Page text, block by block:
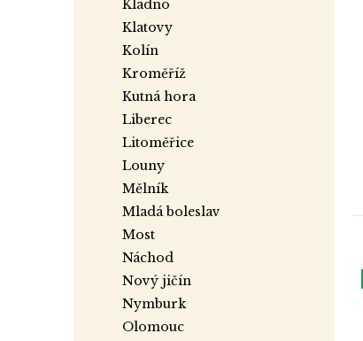
kladno
klatovy
kolín
kroměříž
kutná hora
liberec
litoměřice
louny
mělník
mladá boleslav
most
náchod
nový jičín
nymburk
olomouc